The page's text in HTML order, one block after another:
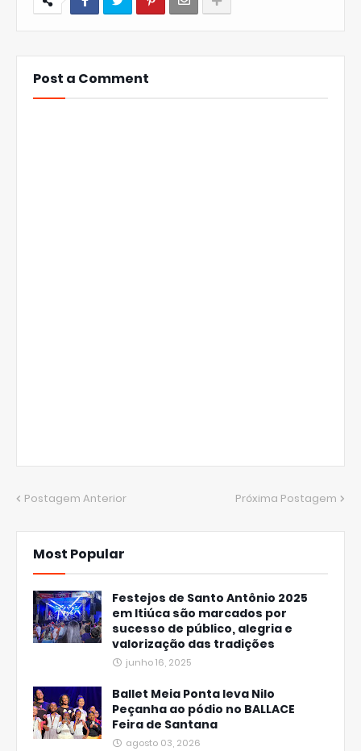
Post a Comment
Postagem Anterior Próxima Postagem
Most Popular
Festejos de Santo Antônio 2025
em Itiúca são marcados por
sucesso de público, alegria e
valorização das tradições
junho 16, 2025
Ballet Meia Ponta leva Nilo
Peçanha ao pódio no BALLACE
Feira de Santana
agosto 03, 2026